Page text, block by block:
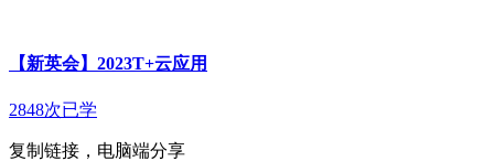
【新英会】2023T+云应用
2848次已学
复制链接，电脑端分享